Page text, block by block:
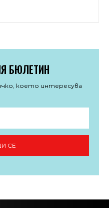
БЮЛЕТИН
което интересува
СЕ